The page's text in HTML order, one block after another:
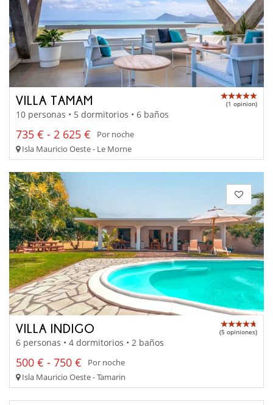
VILLA TAMAM (1 opinion)
10 personas • 5 dormitorios • 6 baños
735 € - 2 625 €
Por noche
Isla Mauricio Oeste - Le Morne
VILLA INDIGO (5 opiniones)
6 personas • 4 dormitorios • 2 baños
500 € - 750 €
Por noche
Isla Mauricio Oeste - Tamarin